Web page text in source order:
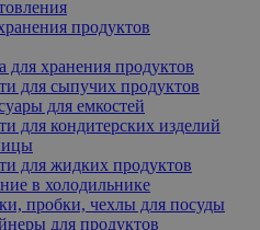
продуктов
для хранения продуктов
для сыпучих продуктов
для емкостей
для кондитерских изделий
для жидких продуктов
в холодильнике
пробки, чехлы для посуды
для продуктов